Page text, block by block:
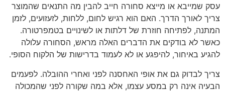
עסק שמייבא או מייצא סחורה חייב להבין מה התנאים שהמוצר
צריך לאורך הדרך. האם הוא רגיש לחום, ללחות, לזעזועים, לזמן
המתנה, לפתיחה חוזרת של דלתות או לשינויים בטמפרטורה.
כאשר לא בודקים את הדברים האלה מראש, הסחורה עלולה
להגיע באיחור, להיפגע או לא לעמוד בדרישות של הלקוח הסופי.
צריך לבדוק גם את אופי האחסנה לפני ואחרי ההובלה. לפעמים
הבעיה אינה רק במסע עצמו, אלא במה שקורה לפני שהמכולה